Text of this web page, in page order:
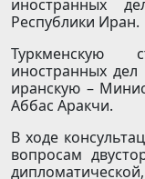
иностранных
Республики Иран.
Туркменскую
иностранных
иранскую –
Аббас Аракчи.
В ходе
вопросам